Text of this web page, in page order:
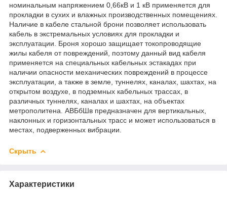
номинальным напряжением 0,66кВ и 1 кВ применяется для
прокладки в сухих и влажных производственных помещениях.
Наличие в кабеле стальной брони позволяет использовать
кабель в экстремальных условиях для прокладки и
эксплуатации. Броня хорошо защищает токопроводящие
жилы кабеля от повреждений, поэтому данный вид кабеля
применяется на специальных кабельных эстакадах при
наличии опасности механических повреждений в процессе
эксплуатации, а также в земле, туннелях, каналах, шахтах, на
открытом воздухе, в подземных кабельных трассах, в
различных туннелях, каналах и шахтах, на объектах
метрополитена. АВБбШв предназначен для вертикальных,
наклонных и горизонтальных трасс и может использоваться в
местах, подверженных вибрации.
Скрыть
Характеристики